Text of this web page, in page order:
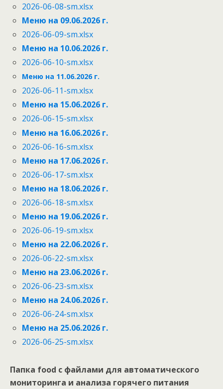
2026-06-08-sm.xlsx
Меню на 09.06.2026 г.
2026-06-09-sm.xlsx
Меню на 10.06.2026 г.
2026-06-10-sm.xlsx
Меню на 11.06.2026 г.
2026-06-11-sm.xlsx
Меню на 15.06.2026 г.
2026-06-15-sm.xlsx
Меню на 16.06.2026 г.
2026-06-16-sm.xlsx
Меню на 17.06.2026 г.
2026-06-17-sm.xlsx
Меню на 18.06.2026 г.
2026-06-18-sm.xlsx
Меню на 19.06.2026 г.
2026-06-19-sm.xlsx
Меню на 22.06.2026 г.
2026-06-22-sm.xlsx
Меню на 23.06.2026 г.
2026-06-23-sm.xlsx
Меню на 24.06.2026 г.
2026-06-24-sm.xlsx
Меню на 25.06.2026 г.
2026-06-25-sm.xlsx
Папка food с файлами для автоматического
мониторинга и анализа горячего питания